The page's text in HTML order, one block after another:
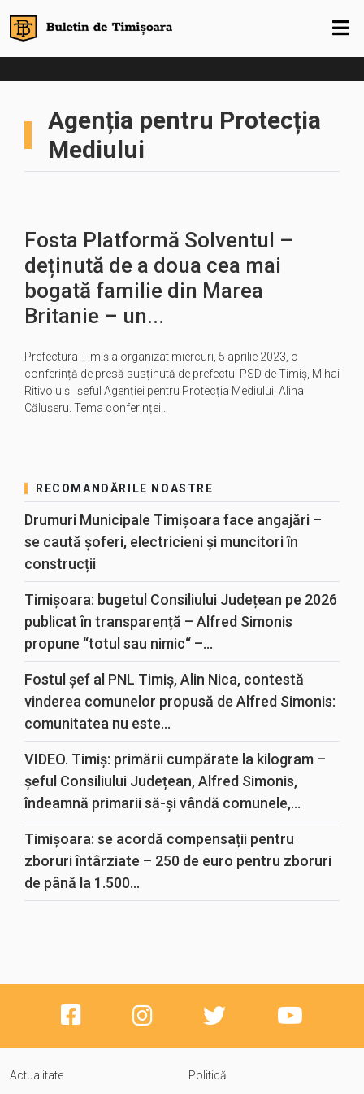
Agenția pentru Protecția
Mediului
Fosta Platformă Solventul –
deținută de a doua cea mai
bogată familie din Marea
Britanie – un...
Prefectura Timiș a organizat miercuri, 5 aprilie 2023, o
conferință de presă susținută de prefectul PSD de Timiș, Mihai
Ritivoiu și șeful Agenției pentru Protecția Mediului, Alina
Călușeru. Tema conferinței…
RECOMANDĂRILE NOASTRE
Drumuri Municipale Timișoara face angajări –
se caută șoferi, electricieni și muncitori în
construcții
Timișoara: bugetul Consiliului Județean pe 2026
publicat în transparență – Alfred Simonis
propune “totul sau nimic“ –...
Fostul șef al PNL Timiș, Alin Nica, contestă
vinderea comunelor propusă de Alfred Simonis:
comunitatea nu este...
VIDEO. Timiș: primării cumpărate la kilogram –
șeful Consiliului Județean, Alfred Simonis,
îndeamnă primarii să-și vândă comunele,...
Timișoara: se acordă compensații pentru
zboruri întârziate – 250 de euro pentru zboruri
de până la 1.500...
Actualitate Politică